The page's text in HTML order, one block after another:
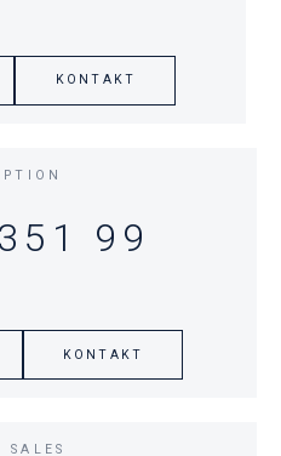
KONTAKT
99
KONTAKT
SALES